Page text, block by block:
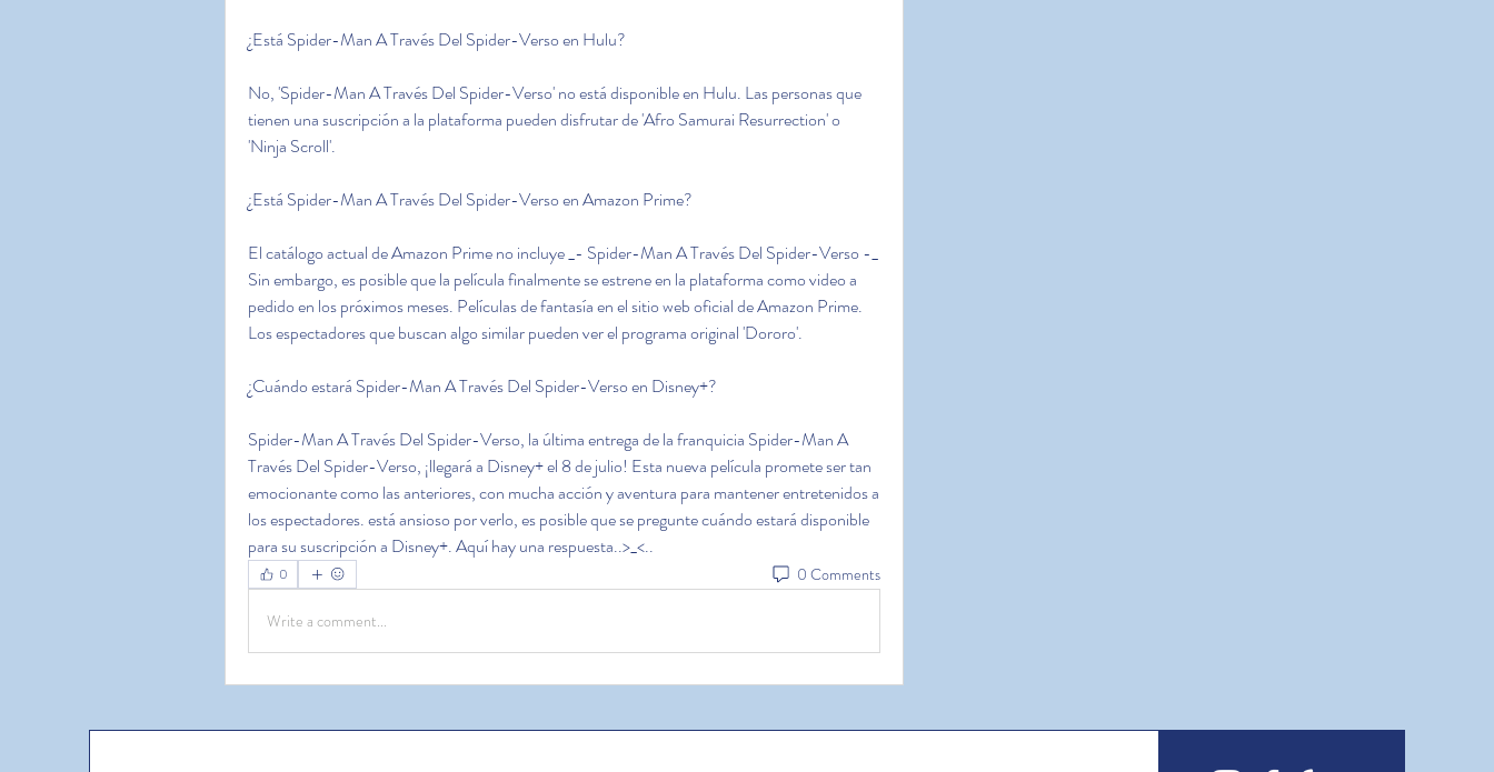
¿Está Spider-Man A Través Del Spider-Verso en Hulu?
No, 'Spider-Man A Través Del Spider-Verso' no está disponible en Hulu. Las personas que
tienen una suscripción a la plataforma pueden disfrutar de 'Afro Samurai Resurrection' o
'Ninja Scroll'.
¿Está Spider-Man A Través Del Spider-Verso en Amazon Prime?
El catálogo actual de Amazon Prime no incluye _- Spider-Man A Través Del Spider-Verso -_
Sin embargo, es posible que la película finalmente se estrene en la plataforma como video a
pedido en los próximos meses. Películas de fantasía en el sitio web oficial de Amazon Prime.
Los espectadores que buscan algo similar pueden ver el programa original 'Dororo'.
¿Cuándo estará Spider-Man A Través Del Spider-Verso en Disney+?
Spider-Man A Través Del Spider-Verso, la última entrega de la franquicia Spider-Man A
Través Del Spider-Verso, ¡llegará a Disney+ el 8 de julio! Esta nueva película promete ser tan
emocionante como las anteriores, con mucha acción y aventura para mantener entretenidos a
los espectadores. está ansioso por verlo, es posible que se pregunte cuándo estará disponible
para su suscripción a Disney+. Aquí hay una respuesta..>_<..
0 0 Comments
Write a comment...